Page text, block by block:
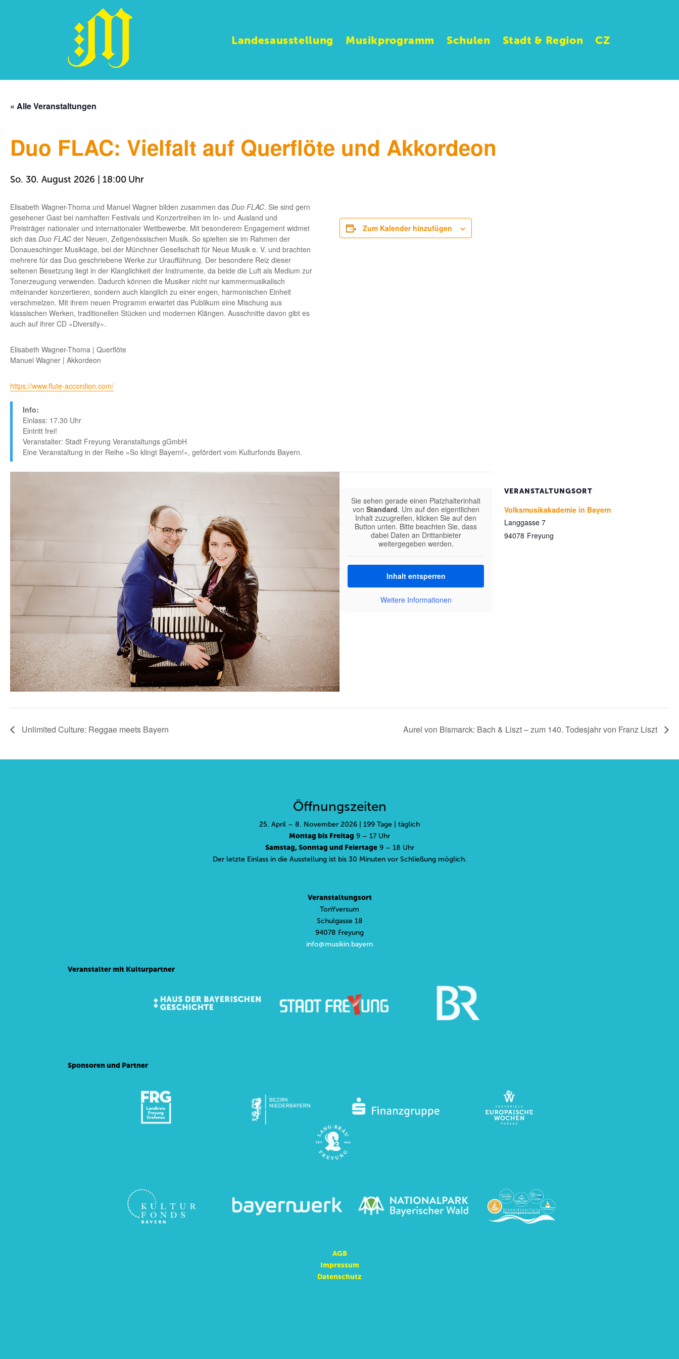
springen
Landesausstellung Musikprogramm Schulen Stadt & Region CZ
« Alle Veranstaltungen
Duo FLAC: Vielfalt auf Querflöte und Akkordeon
So. 30. August 2026 | 18:00
Elisabeth Wagner-Thoma und Manuel Wagner bilden zusammen das Duo FLAC. Sie sind gern
gesehener Gast bei namhaften Festivals und Konzertreihen im In- und Ausland und
Preisträger nationaler und internationaler Wettbewerbe. Mit besonderem Engagement widmet
sich das Duo FLAC der Neuen, Zeitgenössischen Musik. So spielten sie im Rahmen der
Donaueschinger Musiktage, bei der Münchner Gesellschaft für Neue Musik e. V. und brachten
mehrere für das Duo geschriebene Werke zur Uraufführung. Der besondere Reiz dieser
seltenen Besetzung liegt in der Klanglichkeit der Instrumente, da beide die Luft als Medium zur
Tonerzeugung verwenden. Dadurch können die Musiker nicht nur kammermusikalisch
miteinander konzertieren, sondern auch klanglich zu einer engen, harmonischen Einheit
verschmelzen. Mit ihrem neuen Programm erwartet das Publikum eine Mischung aus
klassischen Werken, traditionellen Stücken und modernen Klängen. Ausschnitte davon gibt es
auch auf ihrer CD »Diversity«.
Elisabeth Wagner-Thoma | Querflöte
Manuel Wagner | Akkordeon
https://www.flute-accordion.com/
Info:
Einlass: 17.30 Uhr
Eintritt frei!
Veranstalter: Stadt Freyung Veranstaltungs gGmbH
Eine Veranstaltung in der Reihe »So klingt Bayern!«, gefördert vom Kulturfonds Bayern.
Zum Kalender hinzufügen
VERANSTALTUNGSORT
Volksmusikakademie in Bayern
Langgasse 7
Freyung
94078
Sie sehen gerade einen Platzhalterinhalt
von Standard. Um auf den eigentlichen
Inhalt zuzugreifen, klicken Sie auf den
Button unten. Bitte beachten Sie, dass
dabei Daten an Drittanbieter
weitergegeben werden.
Inhalt entsperren
Weitere Informationen
Unlimited Culture: Reggae meets Bayern Aurel von Bismarck: Bach & Liszt – zum 140. Todesjahr von Franz Liszt
Öffnungszeiten
25. April – 8. November 2026 | 199 Tage | täglich
Montag bis Freitag 9 – 17 Uhr
Samstag, Sonntag und Feiertage9 – 18 Uhr
Der letzte Einlass in die Ausstellung ist bis 30 Minuten vor Schließung möglich.
Veranstaltungsort
TonYversum
Schulgasse 18
94078 Freyung
info@musikin.bayern
Veranstalter mit Kulturpartner
Sponsoren und Partner
AGB
Impressum
Datenschutz